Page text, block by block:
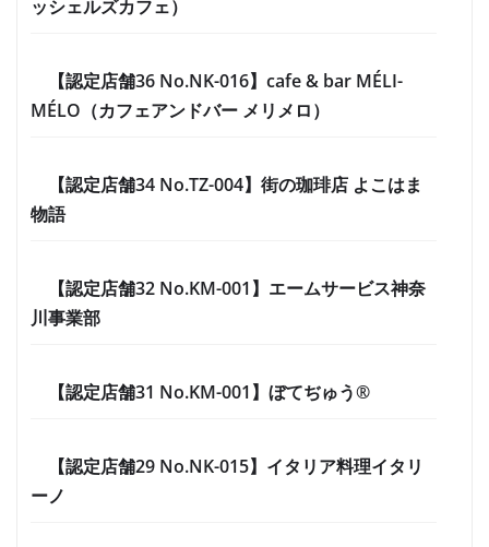
ッシェルズカフェ）
【認定店舗36 No.NK-016】cafe & bar MÉLI-
MÉLO（カフェアンドバー メリメロ）
【認定店舗34 No.TZ-004】街の珈琲店 よこはま
物語
【認定店舗32 No.KM-001】エームサービス神奈
川事業部
【認定店舗31 No.KM-001】ぼてぢゅう®
【認定店舗29 No.NK-015】イタリア料理イタリ
ーノ